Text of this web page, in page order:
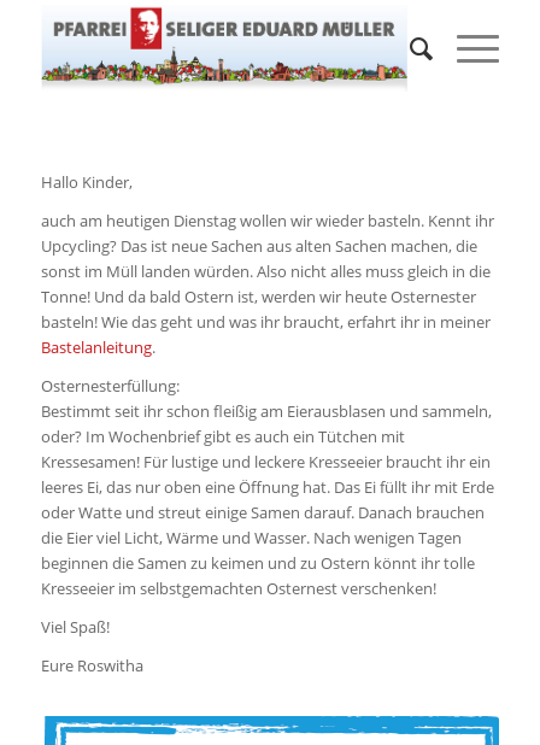
Hallo Kinder,
auch am heutigen Dienstag wollen wir wieder basteln. Kennt ihr
Upcycling? Das ist neue Sachen aus alten Sachen machen, die
sonst im Müll landen würden. Also nicht alles muss gleich in die
Tonne! Und da bald Ostern ist, werden wir heute Osternester
basteln! Wie das geht und was ihr braucht, erfahrt ihr in meiner
Bastelanleitung.
Osternesterfüllung:
Bestimmt seit ihr schon fleißig am Eierausblasen und sammeln,
oder? Im Wochenbrief gibt es auch ein Tütchen mit
Kressesamen! Für lustige und leckere Kresseeier braucht ihr ein
leeres Ei, das nur oben eine Öffnung hat. Das Ei füllt ihr mit Erde
oder Watte und streut einige Samen darauf. Danach brauchen
die Eier viel Licht, Wärme und Wasser. Nach wenigen Tagen
beginnen die Samen zu keimen und zu Ostern könnt ihr tolle
Kresseeier im selbstgemachten Osternest verschenken!
Viel Spaß!
Eure Roswitha